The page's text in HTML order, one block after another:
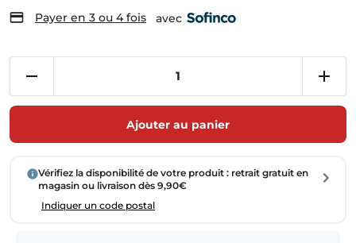
Payer en 3 ou 4 fois avec
Ajouter au panier
Vérifiez la disponibilité de votre produit : retrait gratuit en
magasin ou livraison dès 9,90€
Indiquer un code postal